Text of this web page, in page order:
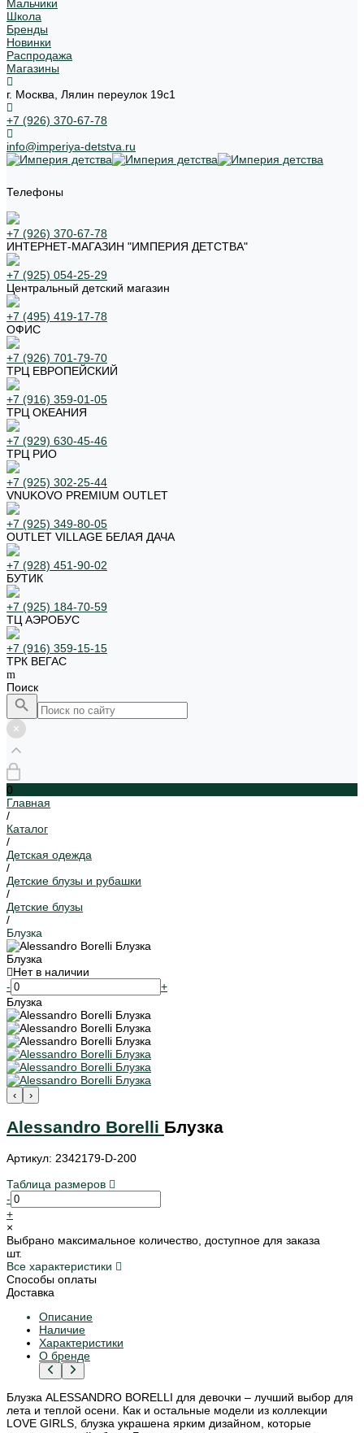
Мальчики
Школа
Бренды
Новинки
Распродажа
Магазины
г. Москва, Лялин переулок 19с1
+7 (926) 370-67-78
info@imperiya-detstva.ru
Телефоны
+7 (926) 370-67-78
ИНТЕРНЕТ-МАГАЗИН "ИМПЕРИЯ ДЕТСТВА"
+7 (925) 054-25-29
Центральный детский магазин
+7 (495) 419-17-78
ОФИС
+7 (926) 701-79-70
ТРЦ ЕВРОПЕЙСКИЙ
+7 (916) 359-01-05
ТРЦ ОКЕАНИЯ
+7 (929) 630-45-46
ТРЦ РИО
+7 (925) 302-25-44
VNUKOVO PREMIUM OUTLET
+7 (925) 349-80-05
OUTLET VILLAGE БЕЛАЯ ДАЧА
+7 (928) 451-90-02
БУТИК
+7 (925) 184-70-59
ТЦ АЭРОБУС
+7 (916) 359-15-15
ТРК ВЕГАС
Поиск
0
Главная
/
Каталог
/
Детская одежда
/
Детские блузы и рубашки
/
Детские блузы
/
Блузка
Блузка
Нет в наличии
-
+
Блузка
‹ ›
Alessandro Borelli Блузка
Артикул: 2342179-D-200
Таблица размеров
-
+
×
Выбрано максимальное количество, доступное для заказа
шт.
Все характеристики
Способы оплаты
Доставка
Описание
Наличие
Характеристики
О бренде
Блузка ALESSANDRO BORELLI для девочки – лучший выбор для
лета и теплой осени. Как и остальные модели из коллекции
LOVE GIRLS, блузка украшена ярким дизайном, которые